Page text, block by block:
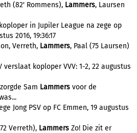
(82' Rommens), Lammers, Laursen
in Jupiler League na zege op
2016, 19:36:17
Verreth, Lammers, Paal (75 Laursen)
verslaat koploper VVV: 1-2, 22 augustus
Sam Lammers voor de
Jong PSV op FC Emmen, 19 augustus
Verreth), Lammers Zo! Die zit er